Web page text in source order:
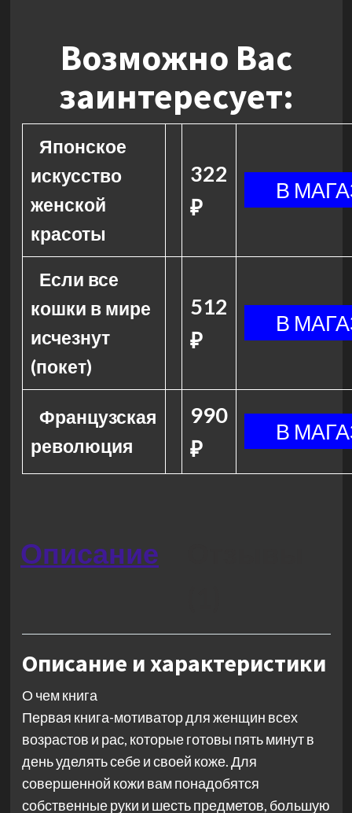
Возможно Вас
заинтересует:
Японское
искусство
женской
красоты
322
₽
Если все
кошки в мире
исчезнут
(покет)
512
₽
Французская
революция
990
₽
Описание
Описание и характеристики
О чем книга
Первая книга-мотиватор для женщин всех
возрастов и рас, которые готовы пять минут в
день уделять себе и своей коже. Для
совершенной кожи вам понадобятся
собственные руки и шесть предметов, большую